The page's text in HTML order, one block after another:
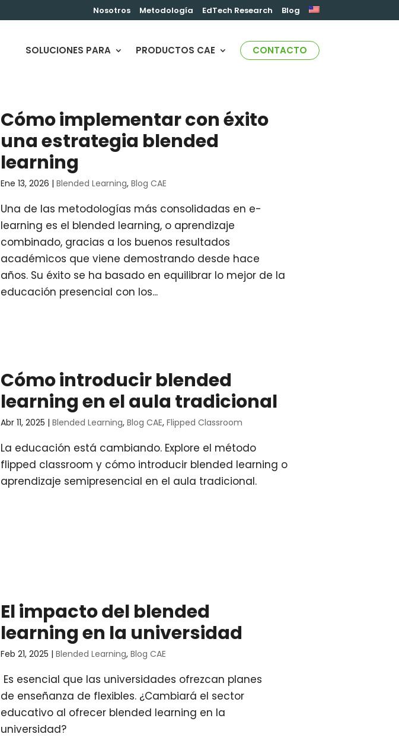
Nosotros Metodología EdTech Research Blog
SOLUCIONES PARA PRODUCTOS CAE CONTACTO
Cómo implementar con éxito
una estrategia blended
learning
Ene 13, 2026 | Blended Learning, Blog CAE
Una de las metodologías más consolidadas en e-
learning es el blended learning, o aprendizaje
combinado, gracias a los buenos resultados
académicos que viene demostrando desde hace
años. Su éxito se ha basado en equilibrar lo mejor de la
educación presencial con los...
Cómo introducir blended
learning en el aula tradicional
Abr 11, 2025 | Blended Learning, Blog CAE, Flipped Classroom
La educación está cambiando. Explore el método
flipped classroom y cómo introducir blended learning o
aprendizaje semipresencial en el aula tradicional.
El impacto del blended
learning en la universidad
Feb 21, 2025 | Blended Learning, Blog CAE
Es esencial que las universidades ofrezcan planes
de enseñanza de flexibles. ¿Cambiará el sector
educativo al ofrecer blended learning en la
universidad?